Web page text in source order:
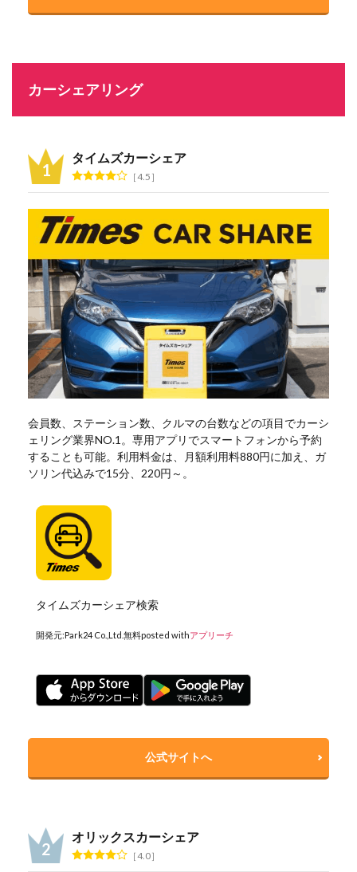
カーシェアリング
タイムズカーシェア
4.5
会員数、ステーション数、クルマの台数などの項目でカーシ
ェリング業界NO.1。専用アプリでスマートフォンから予約
することも可能。利用料金は、月額利用料880円に加え、ガ
ソリン代込みで15分、220円～。
タイムズカーシェア検索
開発元:Park24 Co.,Ltd. 無料posted withアプリーチ
公式サイトへ
オリックスカーシェア
4.0